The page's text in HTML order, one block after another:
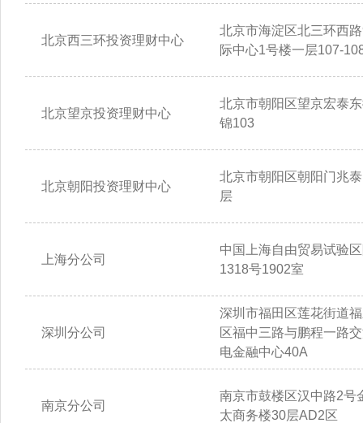
北京西三环投资理财中心
北京市海淀区北三环西
际中心1号楼一层107-
北京望京投资理财中心
北京市朝阳区望京宏泰
锦103
北京朝阳投资理财中心
北京市朝阳区朝阳门兆
层
上海分公司
中国上海自由贸易试验
1318号1902室
深圳分公司
深圳市福田区莲花街道
区福中三路与鹏程一路
电金融中心40A
南京分公司
南京市鼓楼区汉中路2号
太商务楼30层AD2区